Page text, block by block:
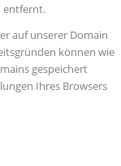
entfernt.
auf unserer Domain
können wie
gespeichert
Ihres Browsers